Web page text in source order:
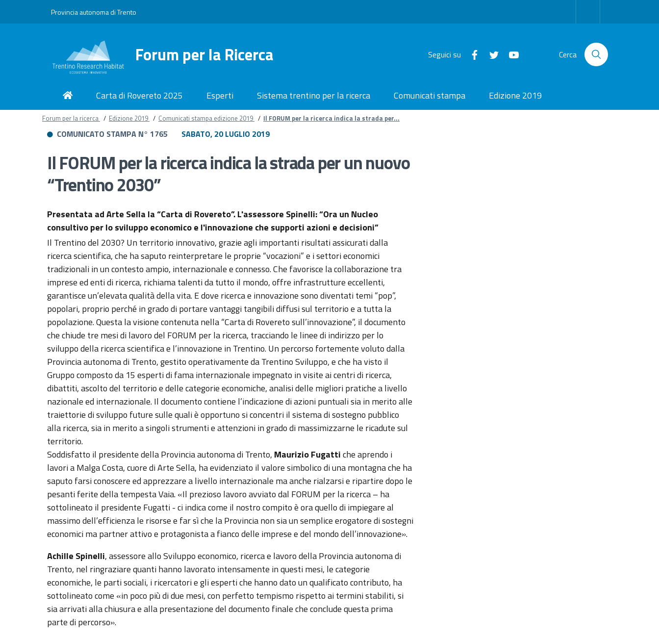
Provincia autonoma di Trento
Forum per la Ricerca Seguici su Cerca
Carta di Rovereto 2025 Esperti Sistema trentino per la ricerca Comunicati stampa Edizione 2019
Forum per la ricerca / Edizione 2019 / Comunicati stampa edizione 2019 / Il FORUM per la ricerca indica la strada per...
COMUNICATO STAMPA N° 1765 SABATO, 20 LUGLIO 2019
Il FORUM per la ricerca indica la strada per un nuovo
“Trentino 2030”
Presentata ad Arte Sella la “Carta di Rovereto”. L'assessore Spinelli: “Ora un Nucleo
consultivo per lo sviluppo economico e l'innovazione che supporti azioni e decisioni”
Il Trentino del 2030? Un territorio innovativo, grazie agli importanti risultati assicurati dalla
ricerca scientifica, che ha saputo reinterpretare le proprie “vocazioni” e i settori economici
tradizionali in un contesto ampio, internazionale e connesso. Che favorisce la collaborazione tra
imprese ed enti di ricerca, richiama talenti da tutto il mondo, offre infrastrutture eccellenti,
garantisce un’elevata qualità della vita. E dove ricerca e innovazione sono diventati temi “pop”,
popolari, proprio perché in grado di portare vantaggi tangibili diffusi sul territorio e a tutta la
popolazione. Questa la visione contenuta nella “Carta di Rovereto sull’innovazione”, il documento
che chiude tre mesi di lavoro del FORUM per la ricerca, tracciando le linee di indirizzo per lo
sviluppo della ricerca scientifica e l’innovazione in Trentino. Un percorso fortemente voluto dalla
Provincia autonoma di Trento, gestito operativamente da Trentino Sviluppo, e che ha visto il
Gruppo composto da 15 esperti di fama internazionale impegnato in visite ai centri di ricerca,
dibattiti, ascolto del territorio e delle categorie economiche, analisi delle migliori pratiche a livello
nazionale ed internazionale. Il documento contiene l’indicazione di azioni puntuali sia in merito alle
traiettorie di sviluppo future sulle quali è opportuno si concentri il sistema di sostegno pubblico
alla ricerca, sia in merito a singoli strumenti e attenzioni in grado di massimizzarne le ricadute sul
territorio.
Soddisfatto il presidente della Provincia autonoma di Trento, Maurizio Fugattiche aprendo i
lavori a Malga Costa, cuore di Arte Sella, ha evidenziato il valore simbolico di una montagna che ha
saputo farsi conoscere ed apprezzare a livello internazionale ma anche rialzarsi e ripartire dopo le
pesanti ferite della tempesta Vaia. «Il prezioso lavoro avviato dal FORUM per la ricerca – ha
sottolineato il presidente Fugatti - ci indica come il nostro compito è ora quello di impiegare al
massimo dell’efficienza le risorse e far sì che la Provincia non sia un semplice erogatore di sostegni
economici ma partner attivo e protagonista a fianco delle imprese e del mondo dell’innovazione».
Achille Spinelli, assessore allo Sviluppo economico, ricerca e lavoro della Provincia autonoma di
Trento, nel ringraziare quanti hanno lavorato intensamente in questi mesi, le categorie
economiche, le parti sociali, i ricercatori e gli esperti che hanno dato un qualificato contributo, ha
sottolineato come «in poco più di due mesi, con perfetto tempismo rispetto ai termini stabiliti, si
sia arrivati alla chiusura e alla presentazione del documento finale che conclude questa prima
parte di percorso».